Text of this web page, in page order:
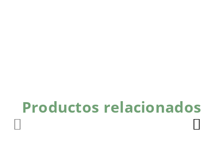
Productos relacionados